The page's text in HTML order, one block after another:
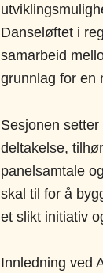
Danseløftet i
samarbeid
grunnlag for en
Sesjonen
deltakelse,
panelsamtale
skal til for å
et slikt initiativ
Innledning ved